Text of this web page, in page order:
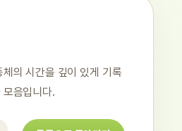
의 시간을 깊이 있게 기록
음입니다.